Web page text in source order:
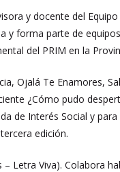
y docente del
y forma parte de
del PRIM en la
Ojalá Te Enamores,
¿Cómo pudo
de Interés Social y
edición.
Letra Viva). Colabora